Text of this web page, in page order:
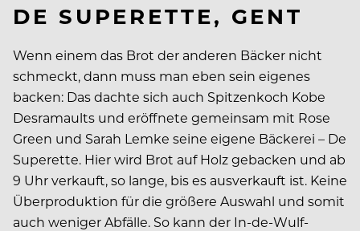
DE SUPERETTE, GENT
Wenn einem das Brot der anderen Bäcker nicht
schmeckt, dann muss man eben sein eigenes
backen: Das dachte sich auch Spitzenkoch Kobe
Desramaults und eröffnete gemeinsam mit Rose
Green und Sarah Lemke seine eigene Bäckerei – De
Superette. Hier wird Brot auf Holz gebacken und ab
9 Uhr verkauft, so lange, bis es ausverkauft ist. Keine
Überproduktion für die größere Auswahl und somit
auch weniger Abfälle. So kann der In-de-Wulf-